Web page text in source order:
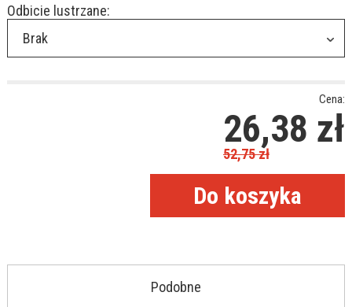
Odbicie lustrzane:
Brak
Cena:
26,38 zł
52,75zł
Podobne